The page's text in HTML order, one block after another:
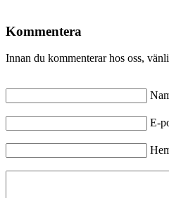
Kommentera
Innan du kommenterar hos oss,
E-